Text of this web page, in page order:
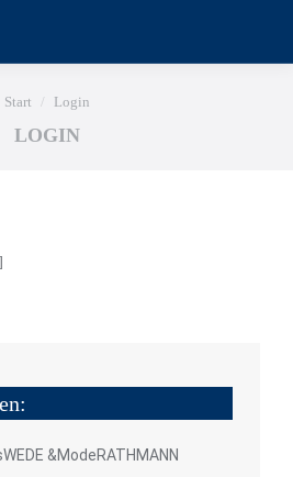
Sie befinden sich hier:
Start Login
LOGIN